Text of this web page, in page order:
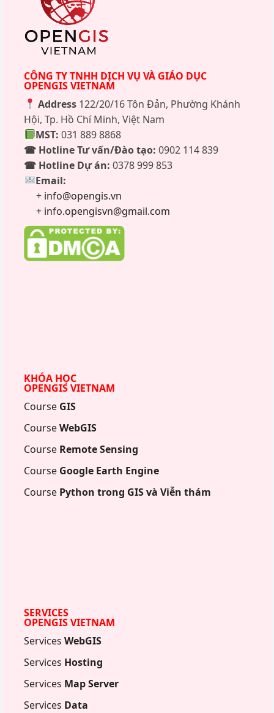
CÔNG TY TNHH DỊCH VỤ VÀ GIÁO DỤC
OPENGIS VIETNAM
Address122/20/16 Tôn Đản, Phường Khánh
Hội, Tp. Hồ Chí Minh, Việt Nam
MST: 031 889 8868
☎ Hotline Tư vấn/Đào tạo: 0902 114 839
☎ Hotline Dự án: 0378 999 853
Email:
+ info@opengis.vn
+ info.opengisvn@gmail.com
KHÓA HỌC
OPENGIS VIETNAM
Course GIS
CourseWebGIS
Course Remote Sensing
Course Google Earth Engine
Course Python trong GIS và Viễn thám
SERVICES
OPENGIS VIETNAM
ServicesWebGIS
Services Hosting
Services Map Server
Services Data